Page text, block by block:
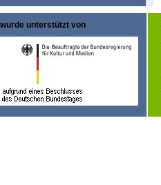
wurde unterstützt von